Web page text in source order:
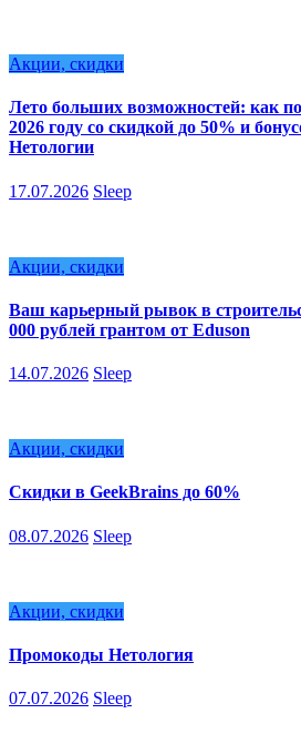
Акции, скидки
Лето больших возможностей: как
2026 году со скидкой до 50% и
Нетологии
17.07.2026 Sleep
Акции, скидки
Ваш карьерный рывок в
000 рублей грантом от Eduson
14.07.2026 Sleep
Акции, скидки
Скидки в GeekBrains до 60%
08.07.2026 Sleep
Акции, скидки
Промокоды Нетология
07.07.2026 Sleep